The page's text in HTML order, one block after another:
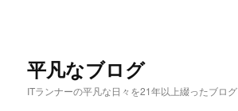
平凡なブログ
ITランナーの平凡な日々を21年以上綴ったブログ